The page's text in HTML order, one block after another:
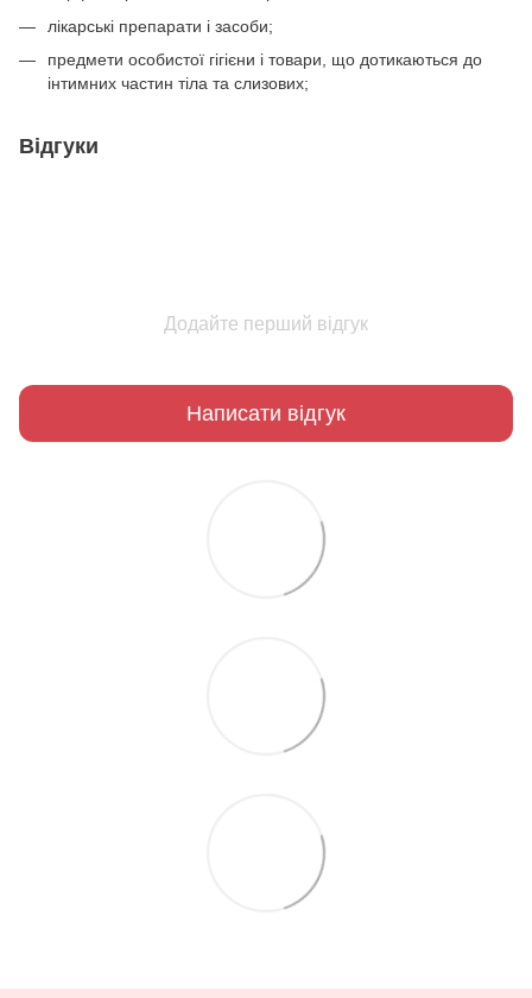
лікарські препарати і засоби;
предмети особистої гігієни і товари, що дотикаються до
інтимних частин тіла та слизових;
Відгуки
Додайте перший відгук
Написати відгук